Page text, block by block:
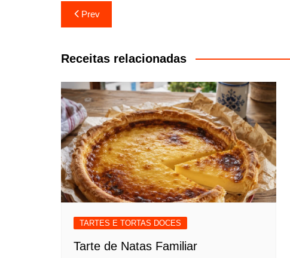
Navegação
de
artigos
Prev
Receitas relacionadas
TARTES E TORTAS DOCES
Tarte de Natas Familiar